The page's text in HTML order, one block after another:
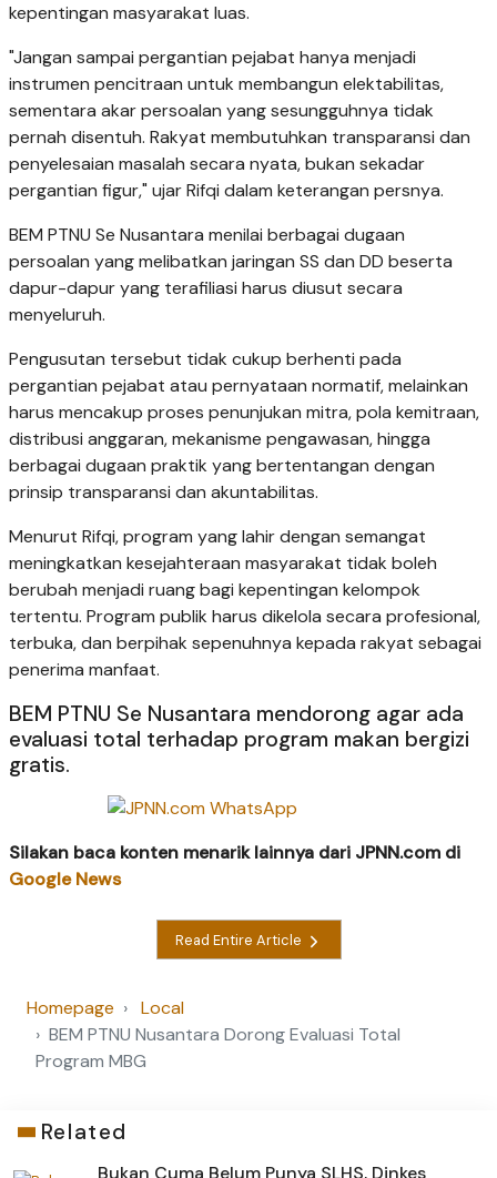
kepentingan masyarakat luas.
"Jangan sampai pergantian pejabat hanya menjadi
instrumen pencitraan untuk membangun elektabilitas,
sementara akar persoalan yang sesungguhnya tidak
pernah disentuh. Rakyat membutuhkan transparansi dan
penyelesaian masalah secara nyata, bukan sekadar
pergantian figur," ujar Rifqi dalam keterangan persnya.
BEM PTNU Se Nusantara menilai berbagai dugaan
persoalan yang melibatkan jaringan SS dan DD beserta
dapur-dapur yang terafiliasi harus diusut secara
menyeluruh.
Pengusutan tersebut tidak cukup berhenti pada
pergantian pejabat atau pernyataan normatif, melainkan
harus mencakup proses penunjukan mitra, pola kemitraan,
distribusi anggaran, mekanisme pengawasan, hingga
berbagai dugaan praktik yang bertentangan dengan
prinsip transparansi dan akuntabilitas.
Menurut Rifqi, program yang lahir dengan semangat
meningkatkan kesejahteraan masyarakat tidak boleh
berubah menjadi ruang bagi kepentingan kelompok
tertentu. Program publik harus dikelola secara profesional,
terbuka, dan berpihak sepenuhnya kepada rakyat sebagai
penerima manfaat.
BEM PTNU Se Nusantara mendorong agar ada
evaluasi total terhadap program makan bergizi
gratis.
Silakan baca konten menarik lainnya dari JPNN.com di
Google News
Read Entire Article
Homepage
Local
BEM PTNU Nusantara Dorong Evaluasi Total
Program MBG
Related